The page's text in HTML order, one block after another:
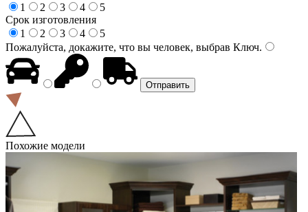
1
2 3 4
5
Срок изготовления
1
2 3 4
5
Пожалуйста, докажите, что вы человек, выбрав Ключ.
Похожие модели